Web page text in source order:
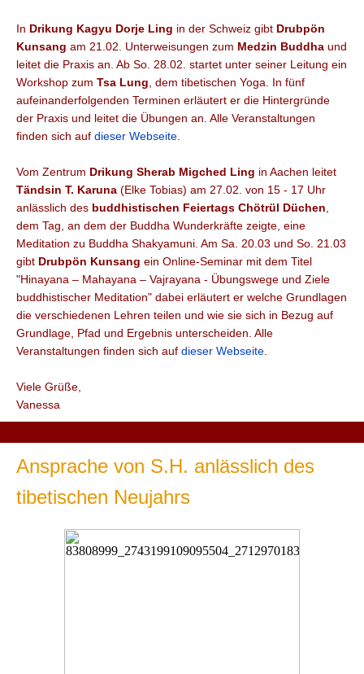
In Drikung Kagyu Dorje Ling in der Schweiz gibt Drubpön
Kunsang am 21.02. Unterweisungen zum Medzin Buddha und
leitet die Praxis an. Ab So. 28.02. startet unter seiner Leitung ein
Workshop zum Tsa Lung , dem tibetischen Yoga. In fünf
aufeinanderfolgenden Terminen erläutert er die Hintergründe
der Praxis und leitet die Übungen an. Alle Veranstaltungen
finden sich auf dieser Webseite
Vom Zentrum Drikung Sherab Migched Ling in Aachen leitet
Tändsin T. Karuna (Elke Tobias) am 27.02. von 15 - 17 Uhr
anlässlich des buddhistischen Feiertags Chötrül Düchen
dem Tag, an dem der Buddha Wunderkräfte zeigte, eine
Meditation zu Buddha Shakyamuni. Am Sa. 20.03 und So. 21.03
gibt Drubpön Kunsang ein Online-Seminar mit dem Titel
"Hinayana – Mahayana – Vajrayana - Übungswege und Ziele
buddhistischer Meditation" dabei erläutert er welche Grundlagen
die verschiedenen Lehren teilen und wie sie sich in Bezug auf
Grundlage, Pfad und Ergebnis unterscheiden. Alle
Veranstaltungen finden sich auf dieser Webseite
Viele Grüße,
Vanessa
Ansprache von S.H. anlässlich des
tibetischen Neujahrs